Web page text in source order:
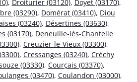
, Droiturier (03120), Doyet (03170),
(03290), Domérat (03410), Diou
(03240), Désertines (03630),
(03170), Deneuille-lès-Chantelle
, Creuzier-le-Vieux (03300),
, Cressanges (03240), Créchy
(03330), Courçais (03370),
(03470), Coulandon (03000),